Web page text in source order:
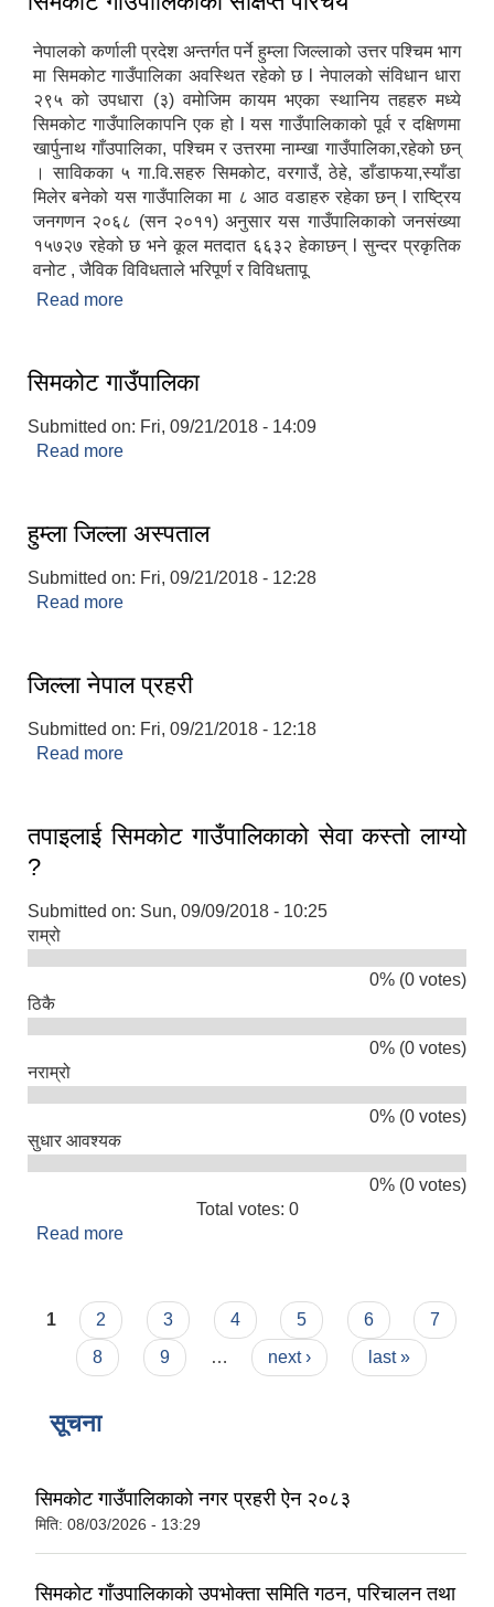
नेपालको कर्णाली प्रदेश अन्तर्गत पर्ने हुम्ला जिल्लाको उत्तर पश्‍चिम भाग
मा सिमकोट गाउँपालिका अवस्थित रहेको छ l नेपालको संविधान धारा
२९५ को उपधारा (३) वमोजिम कायम भएका स्थानिय तहहरु मध्ये
सिमकोट गाउँपालिकापनि एक हो l यस गाउँपालिकाको पूर्व र दक्षिणमा
खार्पुनाथ गाँउपालिका, पश्‍चिम र उत्तरमा नाम्खा गाउँपालिका,रहेको छन्
। साविकका ५ गा.वि.सहरु सिमकोट, वरगाउँ, ठेहे, डाँडाफया,स्याँडा
मिलेर बनेको यस गाउँपालिका मा ८ आठ वडाहरु रहेका छन् l राष्ट्रिय
जनगणन २०६८ (सन २०११) अनुसार यस गाउँपालिकाको जनसंख्या
१५७२७ रहेको छ भने कूल मतदात ६६३२ हेकाछन् l सुन्दर प्रकृतिक
वनोट , जैविक विविधताले भरिपूर्ण र विविधतापू
Read more
सिमकोट गाउँपालिका
Submitted on: Fri, 09/21/2018 - 14:09
Read more
हुम्ला जिल्ला अस्पताल
Submitted on: Fri, 09/21/2018 - 12:28
Read more
जिल्ला नेपाल प्रहरी
Submitted on: Fri, 09/21/2018 - 12:18
Read more
तपाइलाई सिमकोट गाउँपालिकाको सेवा कस्तो लाग्यो
?
Submitted on: Sun, 09/09/2018 - 10:25
राम्रो
0% (0 votes)
ठिकै
0% (0 votes)
नराम्रो
0% (0 votes)
सुधार आवश्यक
0% (0 votes)
Total votes: 0
Read more
Pages
1 2 3 4 5 6
7
8
9 … next › last »
सूचना
सिमकोट गाउँपालिकाको नगर प्रहरी ऐन २०८३
मिति: 08/03/2026 - 13:29
सिमकोट गाँउपालिकाको उपभोक्ता समिति गठन, परिचालन तथा